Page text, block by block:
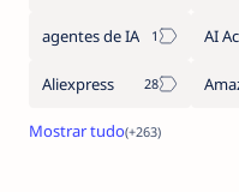
agentes de IA AI
Aliexpress